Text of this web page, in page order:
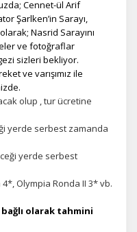
anonim olarak
ve
anlamamıza
göstermek için
devam
Cennet-ül Arif
Şarlken’in Sarayı,
Nasrid Sarayını
ve fotoğraflar
sizleri bekliyor.
ve varışımız ile
olup , tur ücretine
yerde serbest zamanda
yerde serbest
Olympia Ronda II 3* vb.
olarak tahmini